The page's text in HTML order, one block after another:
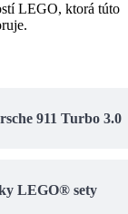
LEGO, ktorá túto
911 Turbo 3.0
LEGO® sety